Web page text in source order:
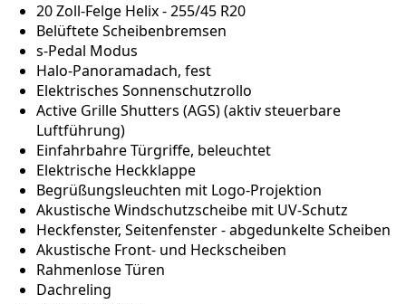
20 Zoll-Felge Helix - 255/45 R20
Belüftete Scheibenbremsen
s-Pedal Modus
Halo-Panoramadach, fest
Elektrisches Sonnenschutzrollo
Active Grille Shutters (AGS) (aktiv steuerbare
Luftführung)
Einfahrbahre Türgriffe, beleuchtet
Elektrische Heckklappe
Begrüßungsleuchten mit Logo-Projektion
Akustische Windschutzscheibe mit UV-Schutz
Heckfenster, Seitenfenster - abgedunkelte Scheiben
Akustische Front- und Heckscheiben
Rahmenlose Türen
Dachreling